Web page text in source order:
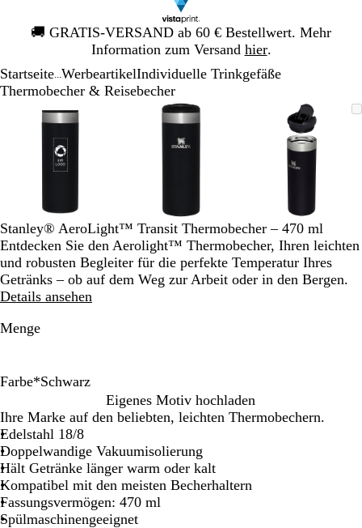
🚚 GRATIS-VERSAND ab 60 € Bestellwert. Mehr
Information zum Versand hier.
Galeriebild
1
Startseite WerbeartikelIndividuelle Trinkgefäße
Thermobecher & Reisebecher
Vergrößer-/verkleinerbares
Bild
Zoom
auf
Minimum
Klicken
zum
Vergrößern
Verwenden
Sie
die
Tasten
+
-
zum
Zoomen
und
die
Pfeiltasten
Vergrößer-/verkleinerbares
Bild
Zoom
auf
Minimum
Klicken
zum
Vergrößern
Verwenden
Sie
die
zum
Zoomen
und
die
Bild
Zoom
auf
Minimum
Klicken
zum
Sie
die
Tasten
und
zum
Zoomen
und
die
Galeriebild
Stanley® AeroLight™ Transit Thermobecher – 470 ml
Entdecken Sie den Aerolight™ Thermobecher, Ihren leichten
und robusten Begleiter für die perfekte Temperatur Ihres
Getränks – ob auf dem Weg zur Arbeit oder in den Bergen.
Details ansehen
Menge
Farbe*Schwarz
e
l
l
r
o
s
a
r
e
m
e
r
a
u
c
h
w
a
r
z
Eigenes Motiv hochladen
Ihre Marke auf den beliebten, leichten Thermobechern.
Edelstahl 18/8
Doppelwandige Vakuumisolierung
Hält Getränke länger warm oder kalt
Kompatibel mit den meisten Becherhaltern
Fassungsvermögen: 470 ml
Spülmaschinengeeignet